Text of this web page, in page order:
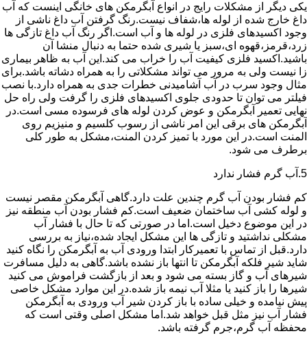
یکی دیگر از مشکلات رایج در انواع آبگرمکن های خانگی اینست که آب
داغ خارج شده از لوله ها،شفاف نیست.رنگ گرفتن آب داغ ناشی از
وجود اکسیدهای فلزی در لوله ها و آب است.اگر رنگ آب داغ تازگی ها
زرد،قرمز،قهوه ای،سبز یا شیری شده حتما به دنبال منشا آن
باشید.اکسید فلزی کیفیت آب را خراب می کند.این آب به ظاهر بیماری
زا نیست ولی به مرور می تواند مشکلاتی را به همراه دشاته باشد.برای
مثال وجود سرب در آب آشامیدنی خطرات جدی به همراه دارد.با نصب
فیلتر می توان تا حدودی جلوی اکسیدهای فلزی را گرفت ولی راه حل
نهایی تعمیر آبگرمکن و عوض کردن لوله های فرسوده مسی است.در
آبگرمکن های برقی این امر ناشی از رسوب کلسیم و منیزیم روی
المنت است.در این مورد با تمیز کردن المنت،مشکل به طور کلی
برطرف می شود.
5.آب گرم فشار ندارد
کم فشار بودن آب گرم چندین علت دارد.گاهی آبگرمکن مقصر نیست
و لوله کشی آب ساختمان ضعیف است.کم فشار بودن آب منطقه نیز
در این موضوع دخیل است.اما در صورتی که تا حال با فشار آب
مشکلی نداشتید و تازگی ها این مشکل ایجاد شده،نیاز به بررسی
دارد.قبل از تماس با تعمیرکار ابتدا ورودی آب به آبگرمکن را نگاه کنید
شاید شیر فلکه آبگرمکن تا انتها باز نشده باشد.گاهی به دلیل مسافرت
شیرهای آب و گاز بسته می شود و بعد از بازگشت فراموش می کنید
شیرها را باز کنید یا مثلا آب نیمه باز شده.در این موارد مشکل خاصی
پیش نیامده و خیلی ساده با باز کردن شیر آب ورودی به آبگرمکن
فشار آب نیز مثل قبل خواهد شد.اما مشکل اصلی وقتی است که
محفظه آب گرم،جرم گرفته باشد.